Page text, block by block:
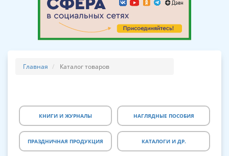
Главная Каталог товаров
КНИГИ И ЖУРНАЛЫ НАГЛЯДНЫЕ ПОСОБИЯ
ПРАЗДНИЧНАЯ ПРОДУКЦИЯ КАТАЛОГИ И ДР.